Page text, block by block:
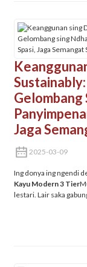
Jaga
2025-03-09
Ing donya ing ngendi
Kayu Modern 3 Tier
lestari. Lair saka